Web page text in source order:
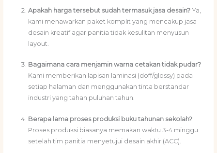
Apakah harga tersebut sudah termasuk jasa desain?Ya,
kami menawarkan paket komplit yang mencakup jasa
desain kreatif agar panitia tidak kesulitan menyusun
layout.
Bagaimana cara menjamin warna cetakan tidak pudar?
Kami memberikan lapisan laminasi (doff/glossy) pada
setiap halaman dan menggunakan tinta berstandar
industri yang tahan puluhan tahun.
Berapa lama proses produksi buku tahunan sekolah?
Proses produksi biasanya memakan waktu 3-4 minggu
setelah tim panitia menyetujui desain akhir (ACC).